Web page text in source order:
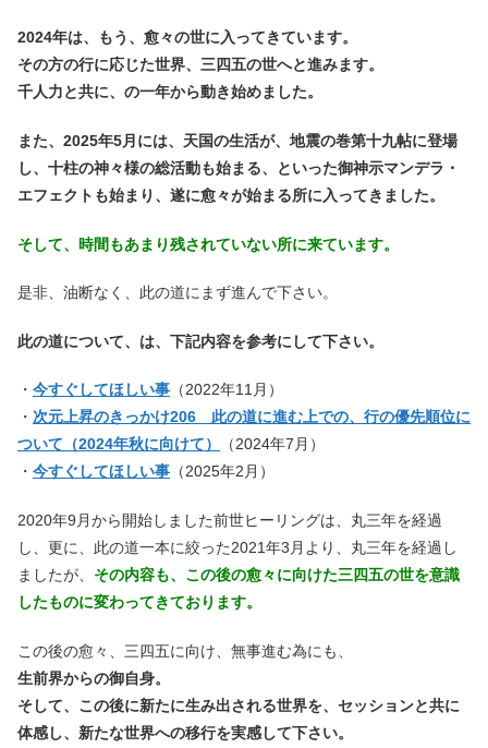
2024年は、もう、愈々の世に入ってきています。
その方の行に応じた世界、三四五の世へと進みます。
千人力と共に、の一年から動き始めました。
また、2025年5月には、天国の生活が、地震の巻第十九帖に登場
し、十柱の神々様の総活動も始まる、といった御神示マンデラ・
エフェクトも始まり、遂に愈々が始まる所に入ってきました。
そして、時間もあまり残されていない所に来ています。
是非、油断なく、此の道にまず進んで下さい。
此の道について、は、下記内容を参考にして下さい。
・ 今すぐしてほしい事 （2022年11月）
・ 次元上昇のきっかけ206 此の道に進む上での、行の優先順位に
ついて（2024年秋に向けて）
（2024年7月）
・ 今すぐしてほしい事 （2025年2月）
2020年9月から開始しました前世ヒーリングは、丸三年を経過
し、更に、此の道一本に絞った2021年3月より、丸三年を経過し
ましたが、 その内容も、この後の愈々に向けた三四五の世を意識
したものに変わってきております。
この後の愈々、三四五に向け、無事進む為にも、
生前界からの御自身。
そして、この後に新たに生み出される世界を、セッションと共に
体感し、新たな世界への移行を実感して下さい。